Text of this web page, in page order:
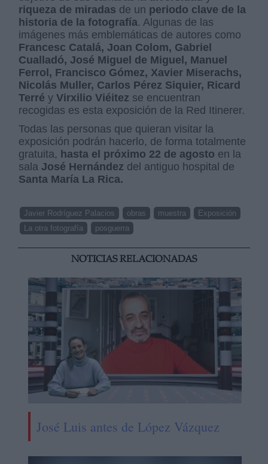
riqueza de miradas de un periodo clave de la
historia de la fotografía. Algunas de las
imágenes más emblemáticas de autores como
Francesc Catalá, Joan Colom, Gabriel
Cualladó, José Miguel de Miguel, Manuel
Ferrol, Francisco Gómez, Xavier Miserachs,
Nicolás Muller, Carlos Pérez Siquier, Ricard
Terré y Virxilio Viéitez se encuentran
recogidas es esta exposición de la Red Itinerer.
Todas las personas que quieran visitar la
exposición podrán hacerlo, de forma totalmente
gratuita, hasta el próximo 22 de agosto en la
sala José Hernández del antiguo hospital de
Santa María La Rica.
Javier Rodríguez Palacios obras muestra
Exposición
La otra fotografía
posguerra
NOTICIAS RELACIONADAS
José Luis antes de López Vázquez